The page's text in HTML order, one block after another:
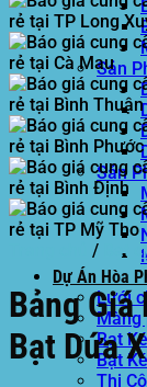
Sản
Sản
Dự Án Hòa
Lưới
Màng
Bạt
Bạt
Thi
/ Bạt
Bảng Giá
Bạt Dứa